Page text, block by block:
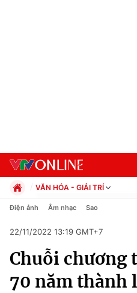
Chuyên mục
Chính trị
VĂN HÓA - GIẢI TRÍ
Chính trị
Pháp luật
Kinh tế
Thể thao
Truyền hình
Điện ảnh Âm nhạc Sao
22/11/2022 13:19 GMT+7
Chuỗi chương
70 năm thành